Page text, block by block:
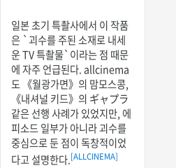
일본 초기 특촬사에서 이 작품
은 `괴수를 주된 소재로 내세
운 TV 특촬물`이라는 점 때문
에 자주 언급된다. allcinema
도 《월광가면》의 맘모스콩,
《내셔널 키드》의 ギャプラ
같은 선행 사례가 있었지만, 에
피소드 일부가 아니라 괴수를
중심으로 둔 점이 독창적이었
다고 설명한다.[ALLCINEMA]